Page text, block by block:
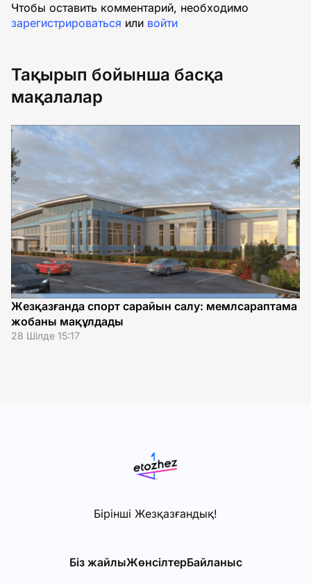
Чтобы оставить комментарий, необходимо
зарегистрироваться или войти
Тақырып бойынша басқа
мақалалар
Жезқазғанда спорт сарайын салу: мемлсараптама
жобаны мақұлдады
28 Шілде 15:17
Бірінші Жезқазғандық!
Біз жайлыЖөнсiлтерБайланыс